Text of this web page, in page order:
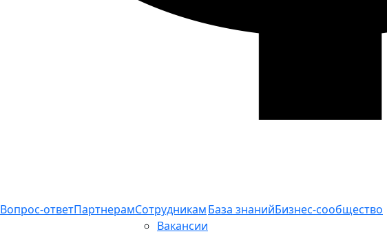
Вопрос-ответПартнерамСотрудникам
Вакансии
База знанийБизнес-сообщество